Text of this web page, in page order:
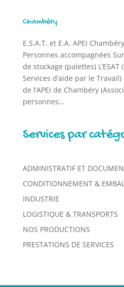
Chambéry
E.S.A.T. et E.A. APEI
Personnes accompagnées
de stockage (palettes)
Services d’aide par le
de l’APEI de Chambéry
personnes...
Services par
ADMINISTRATIF ET
CONDITIONNEMENT &
INDUSTRIE
LOGISTIQUE & TRANSPORTS
NOS PRODUCTIONS
PRESTATIONS DE SERVICES